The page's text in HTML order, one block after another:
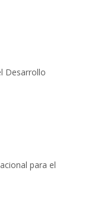
Desarrollo
para el